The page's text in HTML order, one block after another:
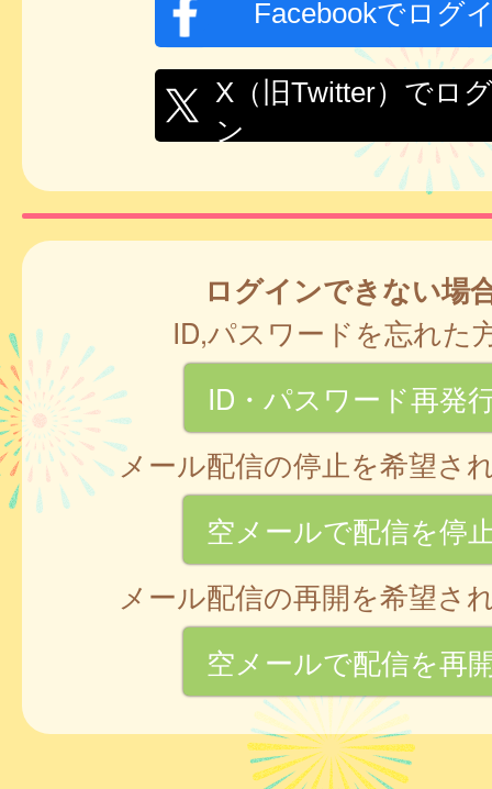
Facebookでログ
X（旧Twitter）でロ
ン
ログインできない場
ID,パスワードを忘れた
ID・パスワード再発
メール配信の停止を希望さ
空メールで配信を停
メール配信の再開を希望さ
空メールで配信を再